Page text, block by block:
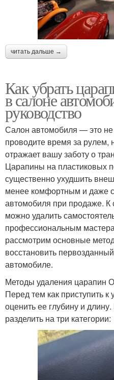
читать дальше →
Как убрать
в салоне
руководство
Салон автомобиля — это не
проводите время за рулем,
отражает вашу заботу о
Царапины на пластиковых
существенно ухудшить
менее комфортным и даже
автомобиля при продаже. К
можно удалить
профессиональным
рассмотрим основные
восстановить
автомобиле.
Методы удаления царапин
Перед тем как приступить
оценить ее глубину и
разделить на три категории: